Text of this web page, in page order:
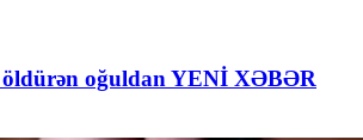
öldürən oğuldan YENİ XƏBƏR